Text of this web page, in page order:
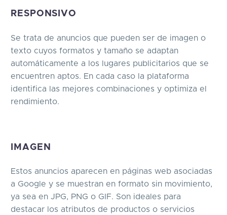
RESPONSIVO
Se trata de anuncios que pueden ser de imagen o
texto cuyos formatos y tamaño se adaptan
automáticamente a los lugares publicitarios que se
encuentren aptos. En cada caso la plataforma
identifica las mejores combinaciones y optimiza el
rendimiento.
IMAGEN
Estos anuncios aparecen en páginas web asociadas
a Google y se muestran en formato sin movimiento,
ya sea en JPG, PNG o GIF. Son ideales para
destacar los atributos de productos o servicios